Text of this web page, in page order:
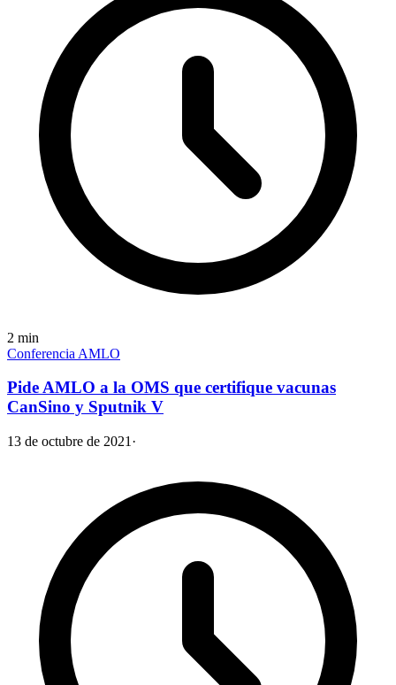
2 min
Conferencia AMLO
Pide AMLO a la OMS que certifique vacunas
CanSino y Sputnik V
13 de octubre de 2021 ·